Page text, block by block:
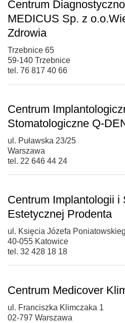
Centrum
MEDICUS Sp. z
Zdrowia
Trzebnice 65
59-140 Trzebnice
tel. 76 817 40 66
Centrum
Stomatologiczne Q-
ul. Puławska 23/25
Warszawa
tel. 22 646 44 24
Centrum Implantologii i
Estetycznej Prodenta
ul. Księcia Józefa
40-055 Katowice
tel. 32 428 18 18
Centrum Medicover
ul. Franciszka Klimczaka 1
02-797 Warszawa